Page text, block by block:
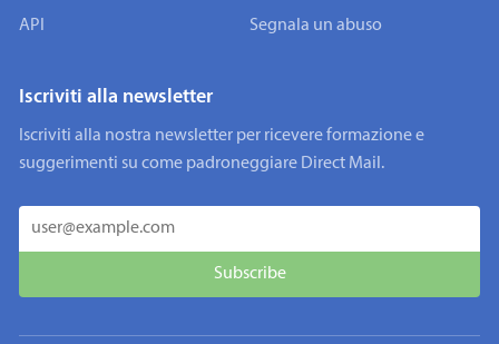
API Segnala un abuso
Iscriviti alla newsletter
Iscriviti alla nostra newsletter per ricevere formazione e
suggerimenti su come padroneggiare Direct Mail.